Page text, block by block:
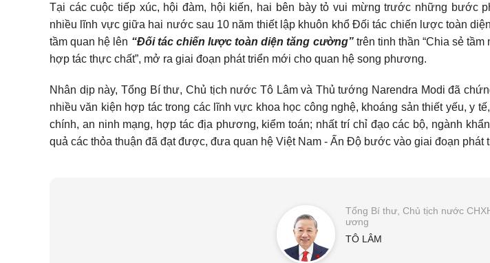
Tại các cuộc tiếp xúc, hội đàm, hội kiến, hai bên bày tỏ vui mừng trước những bước
nhiều lĩnh vực giữa hai nước sau 10 năm thiết lập khuôn khổ Đối tác chiến lược toàn
tầm quan hệ lên “Đối tác chiến lược toàn diện tăng cường”trên tinh thần “Chia sẻ
hợp tác thực chất”, mở ra giai đoạn phát triển mới cho quan hệ song phương.
Nhân dịp này, Tổng Bí thư, Chủ tịch nước Tô Lâm và Thủ tướng Narendra Modi đã
nhiều văn kiện hợp tác trong các lĩnh vực khoa học công nghệ, khoáng sản thiết yếu, y
chính, an ninh mạng, hợp tác địa phương, kiểm toán; nhất trí chỉ đạo các bộ, ngành
quả các thỏa thuận đã đạt được, đưa quan hệ Việt Nam - Ấn Độ bước vào giai đoạn phát
Tổng Bí thư, Chủ tịch nước
ương
TÔ LÂM